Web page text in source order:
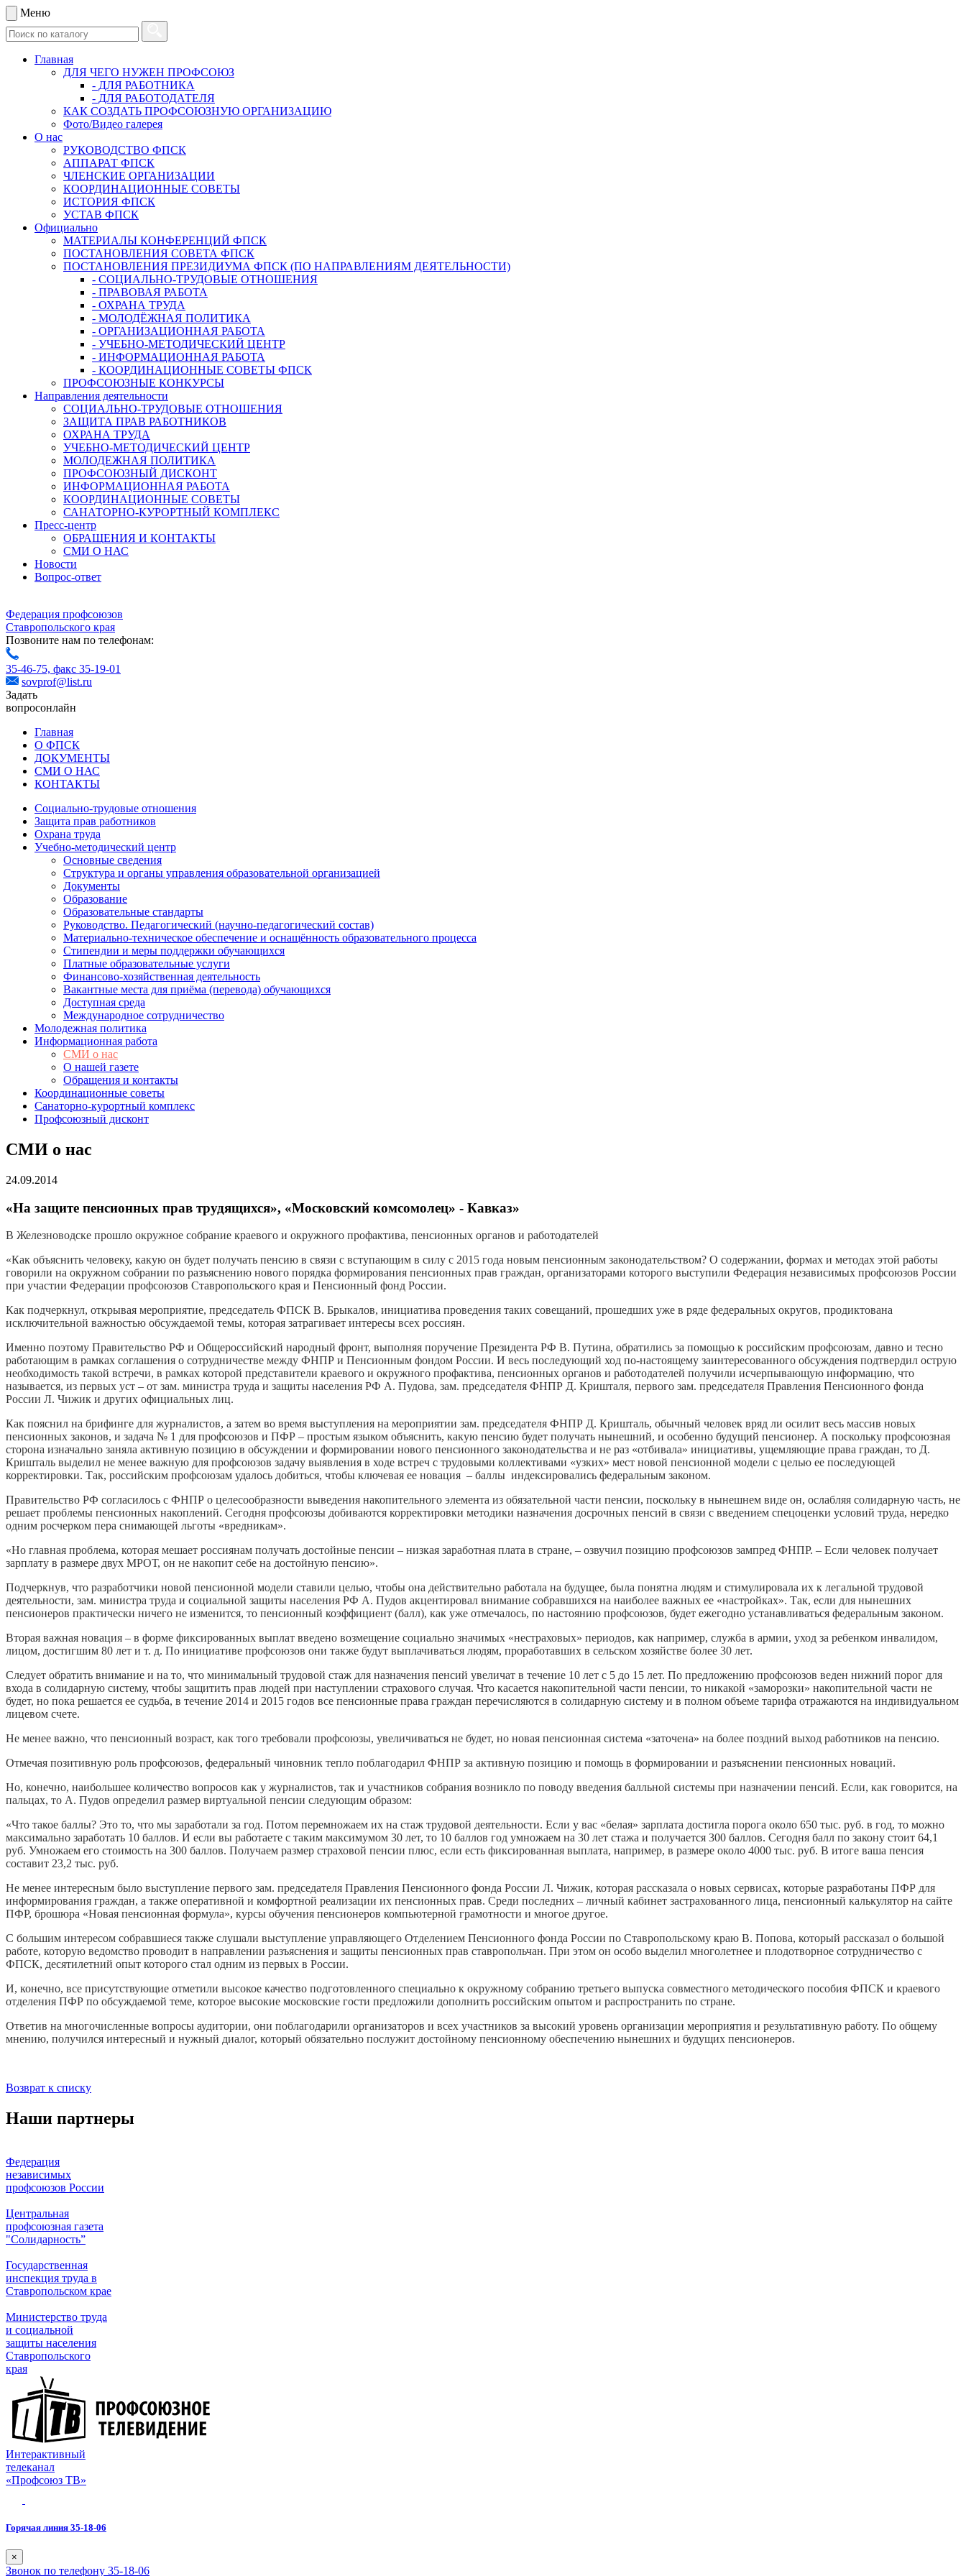
Меню
Главная
ДЛЯ ЧЕГО НУЖЕН ПРОФСОЮЗ
- ДЛЯ РАБОТНИКА
- ДЛЯ РАБОТОДАТЕЛЯ
КАК СОЗДАТЬ ПРОФСОЮЗНУЮ ОРГАНИЗАЦИЮ
Фото/Видео галерея
О нас
РУКОВОДСТВО ФПСК
АППАРАТ ФПСК
ЧЛЕНСКИЕ ОРГАНИЗАЦИИ
КООРДИНАЦИОННЫЕ СОВЕТЫ
ИСТОРИЯ ФПСК
УСТАВ ФПСК
Официально
МАТЕРИАЛЫ КОНФЕРЕНЦИЙ ФПСК
ПОСТАНОВЛЕНИЯ СОВЕТА ФПСК
ПОСТАНОВЛЕНИЯ ПРЕЗИДИУМА ФПСК (ПО НАПРАВЛЕНИЯМ ДЕЯТЕЛЬНОСТИ)
- СОЦИАЛЬНО-ТРУДОВЫЕ ОТНОШЕНИЯ
- ПРАВОВАЯ РАБОТА
- ОХРАНА ТРУДА
- МОЛОДЁЖНАЯ ПОЛИТИКА
- ОРГАНИЗАЦИОННАЯ РАБОТА
- УЧЕБНО-МЕТОДИЧЕСКИЙ ЦЕНТР
- ИНФОРМАЦИОННАЯ РАБОТА
- КООРДИНАЦИОННЫЕ СОВЕТЫ ФПСК
ПРОФСОЮЗНЫЕ КОНКУРСЫ
Направления деятельности
СОЦИАЛЬНО-ТРУДОВЫЕ ОТНОШЕНИЯ
ЗАЩИТА ПРАВ РАБОТНИКОВ
ОХРАНА ТРУДА
УЧЕБНО-МЕТОДИЧЕСКИЙ ЦЕНТР
МОЛОДЕЖНАЯ ПОЛИТИКА
ПРОФСОЮЗНЫЙ ДИСКОНТ
ИНФОРМАЦИОННАЯ РАБОТА
КООРДИНАЦИОННЫЕ СОВЕТЫ
САНАТОРНО-КУРОРТНЫЙ КОМПЛЕКС
Пресс-центр
ОБРАЩЕНИЯ И КОНТАКТЫ
СМИ О НАС
Новости
Вопрос-ответ
Федерация профсоюзов
Ставропольского края
Позвоните нам по телефонам:
35-46-75, факс 35-19-01
sovprof@list.ru
Задать
вопросонлайн
Главная
О ФПСК
ДОКУМЕНТЫ
СМИ О НАС
КОНТАКТЫ
Социально-трудовые отношения
Защита прав работников
Охрана труда
Учебно-методический центр
Основные сведения
Структура и органы управления образовательной организацией
Документы
Образование
Образовательные стандарты
Руководство. Педагогический (научно-педагогический состав)
Материально-техническое обеспечение и оснащённость образовательного процесса
Стипендии и меры поддержки обучающихся
Платные образовательные услуги
Финансово-хозяйственная деятельность
Вакантные места для приёма (перевода) обучающихся
Доступная среда
Международное сотрудничество
Молодежная политика
Информационная работа
СМИ о нас
О нашей газете
Обращения и контакты
Координационные советы
Санаторно-курортный комплекс
Профсоюзный дисконт
СМИ о нас
24.09.2014
«На защите пенсионных прав трудящихся», «Московский комсомолец» - Кавказ»
В Железноводске прошло окружное собрание краевого и окружного профактива, пенсионных органов и работодателей
«Как объяснить человеку, какую он будет получать пенсию в связи с вступающим в силу с 2015 года новым пенсионным законодательством? О содержании, формах и методах этой работы
говорили на окружном собрании по разъяснению нового порядка формирования пенсионных прав граждан, организаторами которого выступили Федерация независимых профсоюзов России
при участии Федерации профсоюзов Ставропольского края и Пенсионный фонд России.
Как подчеркнул, открывая мероприятие, председатель ФПСК В. Брыкалов, инициатива проведения таких совещаний, прошедших уже в ряде федеральных округов, продиктована
исключительной важностью обсуждаемой темы, которая затрагивает интересы всех россиян.
Именно поэтому Правительство РФ и Общероссийский народный фронт, выполняя поручение Президента РФ В. Путина, обратились за помощью к российским профсоюзам, давно и тесно
работающим в рамках соглашения о сотрудничестве между ФНПР и Пенсионным фондом России. И весь последующий ход по-настоящему заинтересованного обсуждения подтвердил острую
необходимость такой встречи, в рамках которой представители краевого и окружного профактива, пенсионных органов и работодателей получили исчерпывающую информацию, что
называется, из первых уст – от зам. министра труда и защиты населения РФ А. Пудова, зам. председателя ФНПР Д. Кришталя, первого зам. председателя Правления Пенсионного фонда
России Л. Чижик и других официальных лиц.
Как пояснил на брифинге для журналистов, а затем во время выступления на мероприятии зам. председателя ФНПР Д. Кришталь, обычный человек вряд ли осилит весь массив новых
пенсионных законов, и задача № 1 для профсоюзов и ПФР – простым языком объяснить, какую пенсию будет получать нынешний, и особенно будущий пенсионер. А поскольку профсоюзная
сторона изначально заняла активную позицию в обсуждении и формировании нового пенсионного законодательства и не раз «отбивала» инициативы, ущемляющие права граждан, то Д.
Кришталь выделил не менее важную для профсоюзов задачу выявления в ходе встреч с трудовыми коллективами «узких» мест новой пенсионной модели с целью ее последующей
корректировки. Так, российским профсоюзам удалось добиться, чтобы ключевая ее новация – баллы индексировались федеральным законом.
Правительство РФ согласилось с ФНПР о целесообразности выведения накопительного элемента из обязательной части пенсии, поскольку в нынешнем виде он, ослабляя солидарную часть, не
решает проблемы пенсионных накоплений. Сегодня профсоюзы добиваются корректировки методики назначения досрочных пенсий в связи с введением спецоценки условий труда, нередко
одним росчерком пера снимающей льготы «вредникам».
«Но главная проблема, которая мешает россиянам получать достойные пенсии – низкая заработная плата в стране, – озвучил позицию профсоюзов зампред ФНПР. – Если человек получает
зарплату в размере двух МРОТ, он не накопит себе на достойную пенсию».
Подчеркнув, что разработчики новой пенсионной модели ставили целью, чтобы она действительно работала на будущее, была понятна людям и стимулировала их к легальной трудовой
деятельности, зам. министра труда и социальной защиты населения РФ А. Пудов акцентировал внимание собравшихся на наиболее важных ее «настройках». Так, если для нынешних
пенсионеров практически ничего не изменится, то пенсионный коэффициент (балл), как уже отмечалось, по настоянию профсоюзов, будет ежегодно устанавливаться федеральным законом.
Вторая важная новация – в форме фиксированных выплат введено возмещение социально значимых «нестраховых» периодов, как например, служба в армии, уход за ребенком инвалидом,
лицом, достигшим 80 лет и т. д. По инициативе профсоюзов они также будут выплачиваться людям, проработавших в сельском хозяйстве более 30 лет.
Следует обратить внимание и на то, что минимальный трудовой стаж для назначения пенсий увеличат в течение 10 лет с 5 до 15 лет. По предложению профсоюзов веден нижний порог для
входа в солидарную систему, чтобы защитить прав людей при наступлении страхового случая. Что касается накопительной части пенсии, то никакой «заморозки» накопительной части не
будет, но пока решается ее судьба, в течение 2014 и 2015 годов все пенсионные права граждан перечисляются в солидарную систему и в полном объеме тарифа отражаются на индивидуальном
лицевом счете.
Не менее важно, что пенсионный возраст, как того требовали профсоюзы, увеличиваться не будет, но новая пенсионная система «заточена» на более поздний выход работников на пенсию.
Отмечая позитивную роль профсоюзов, федеральный чиновник тепло поблагодарил ФНПР за активную позицию и помощь в формировании и разъяснении пенсионных новаций.
Но, конечно, наибольшее количество вопросов как у журналистов, так и участников собрания возникло по поводу введения балльной системы при назначении пенсий. Если, как говорится, на
пальцах, то А. Пудов определил размер виртуальной пенсии следующим образом:
«Что такое баллы? Это то, что мы заработали за год. Потом перемножаем их на стаж трудовой деятельности. Если у вас «белая» зарплата достигла порога около 650 тыс. руб. в год, то можно
максимально заработать 10 баллов. И если вы работаете с таким максимумом 30 лет, то 10 баллов год умножаем на 30 лет стажа и получается 300 баллов. Сегодня балл по закону стоит 64,1
руб. Умножаем его стоимость на 300 баллов. Получаем размер страховой пенсии плюс, если есть фиксированная выплата, например, в размере около 4000 тыс. руб. В итоге ваша пенсия
составит 23,2 тыс. руб.
Не менее интересным было выступление первого зам. председателя Правления Пенсионного фонда России Л. Чижик, которая рассказала о новых сервисах, которые разработаны ПФР для
информирования граждан, а также оперативной и комфортной реализации их пенсионных прав. Среди последних – личный кабинет застрахованного лица, пенсионный калькулятор на сайте
ПФР, брошюра «Новая пенсионная формула», курсы обучения пенсионеров компьютерной грамотности и многое другое.
С большим интересом собравшиеся также слушали выступление управляющего Отделением Пенсионного фонда России по Ставропольскому краю В. Попова, который рассказал о большой
работе, которую ведомство проводит в направлении разъяснения и защиты пенсионных прав ставропольчан. При этом он особо выделил многолетнее и плодотворное сотрудничество с
ФПСК, десятилетний опыт которого стал одним из первых в России.
И, конечно, все присутствующие отметили высокое качество подготовленного специально к окружному собранию третьего выпуска совместного методического пособия ФПСК и краевого
отделения ПФР по обсуждаемой теме, которое высокие московские гости предложили дополнить российским опытом и распространить по стране.
Ответив на многочисленные вопросы аудитории, они поблагодарили организаторов и всех участников за высокий уровень организации мероприятия и результативную работу. По общему
мнению, получился интересный и нужный диалог, который обязательно послужит достойному пенсионному обеспечению нынешних и будущих пенсионеров.
Возврат к списку
Наши партнеры
Федерация
независимых
профсоюзов России
Центральная
профсоюзная газета
"Солидарность”
Государственная
инспекция труда в
Ставропольском крае
Министерство труда
и социальной
защиты населения
Ставропольского
края
Интерактивный
телеканал
«Профсоюз ТВ»
Горячая линия 35-18-06
×
Звонок по телефону 35-18-06